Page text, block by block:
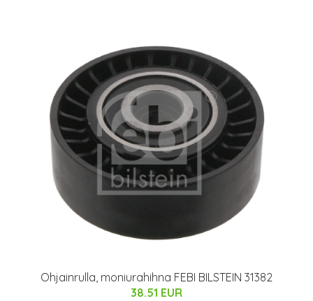
Ohjainrulla, moniurahihna FEBI BILSTEIN 31382
38.51 EUR